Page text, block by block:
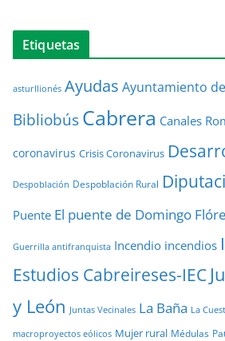
Etiquetas
asturllionés Ayudas Ayuntamiento
BibliobúsCabrera Canales
coronavirus Crisis Coronavirus
Despoblación Despoblación Rural
Puente El puente de Domingo
Guerrilla antifranquista Incendio incendios
Estudios Cabreireses-IEC
y León Juntas Vecinales La Baña La
macroproyectos eólicos Mujer rural Médulas